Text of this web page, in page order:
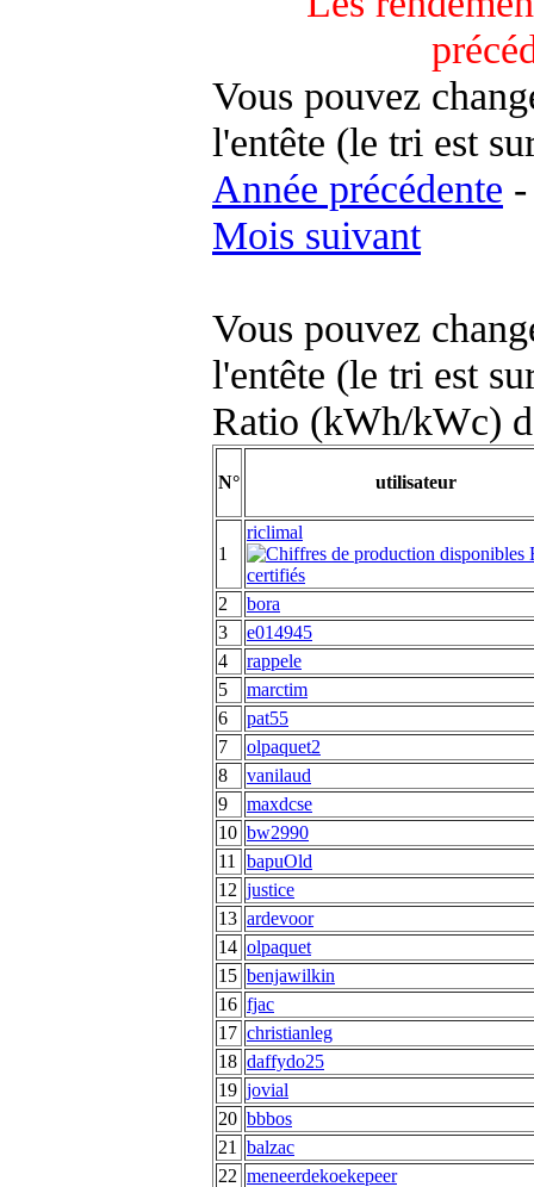
Vous pouvez
l'entête (le tri est
Année précédente -
Mois suivant
Vous pouvez
l'entête (le tri est
Ratio (kWh/kWc)
N° utilisateur
1
riclimal
2
bora
3
e014945
4
rappele
5
marctim
6
pat55
7
olpaquet2
8
vanilaud
9
maxdcse
10 bw2990
11
bapuOld
12 justice
13 ardevoor
14 olpaquet
15 benjawilkin
16 fjac
17 christianleg
18 daffydo25
19 jovial
20 bbbos
21
balzac
22 meneerdekoekepeer